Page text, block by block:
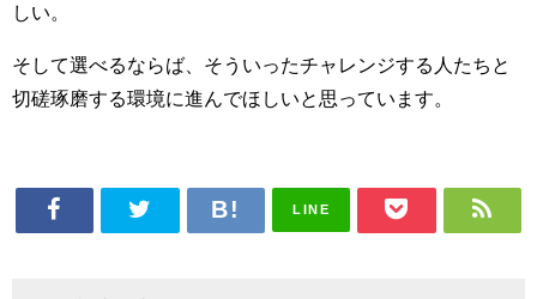
しい。
そして選べるならば、そういったチャレンジする人たちと
切磋琢磨する環境に進んでほしいと思っています。
LINE